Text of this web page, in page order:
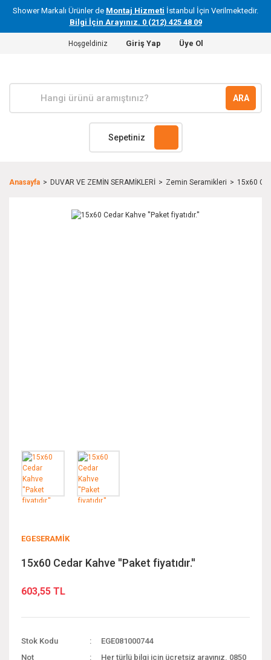
Shower Markalı Ürünler de Montaj Hizmeti İstanbul İçin Verilmektedir.
Bilgi İçin Arayınız. 0 (212) 425 48 09
Hoşgeldiniz Giriş Yap Üye Ol
ARA
Sepetiniz
Anasayfa DUVAR VE ZEMİN SERAMİKLERİ Zemin Seramikleri 15x60
EGESERAMİK
15x60 Cedar Kahve ''Paket fiyatıdır.''
603,55 TL
Stok Kodu
EGE081000744
Not
Her türlü bilgi için ücretsiz arayınız. 0850